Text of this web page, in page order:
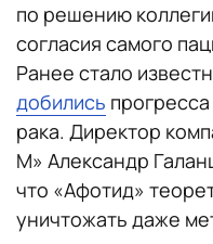
по решению
согласия самого
Ранее стало
добились
рака. Директор
М» Александр
что «Афотид»
уничтожать даже